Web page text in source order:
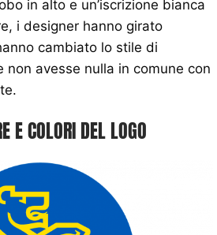
in alto e un’iscrizione bianca
i designer hanno girato
cambiato lo stile di
non avesse nulla in comune con
E COLORI DEL LOGO